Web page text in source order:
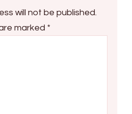
will not be published.
marked *